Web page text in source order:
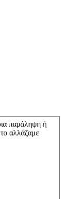
παράληψη ή
αλλάζαμε